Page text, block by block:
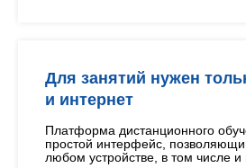
Для занятий нужен
и интернет
Платформа дистанционного
простой интерфейс,
любом устройстве, в том числе